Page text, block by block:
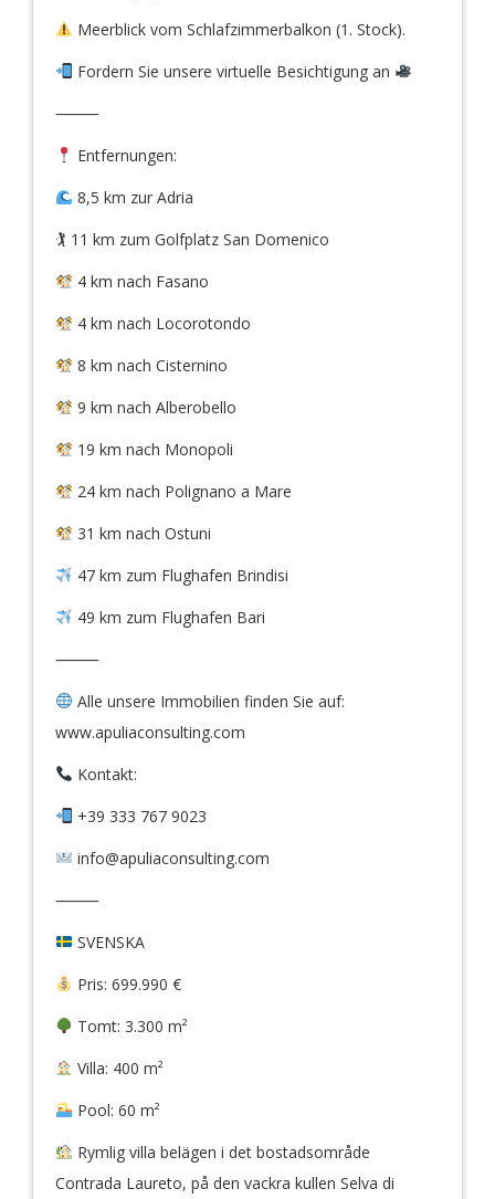
Meerblick vom Schlafzimmerbalkon (1. Stock).
Fordern Sie unsere virtuelle Besichtigung an
⸻
Entfernungen:
8,5 km zur Adria
🏌️ 11 km zum Golfplatz San Domenico
4 km nach Fasano
4 km nach Locorotondo
8 km nach Cisternino
9 km nach Alberobello
19 km nach Monopoli
24 km nach Polignano a Mare
31 km nach Ostuni
47 km zum Flughafen Brindisi
49 km zum Flughafen Bari
⸻
Alle unsere Immobilien finden Sie auf:
www.apuliaconsulting.com
Kontakt:
+39 333 767 9023
info@apuliaconsulting.com
⸻
SVENSKA
Pris: 699.990 €
Tomt: 3.300 m²
Villa: 400 m²
Pool: 60 m²
Rymlig villa belägen i det bostadsområde
Contrada Laureto, på den vackra kullen Selva di